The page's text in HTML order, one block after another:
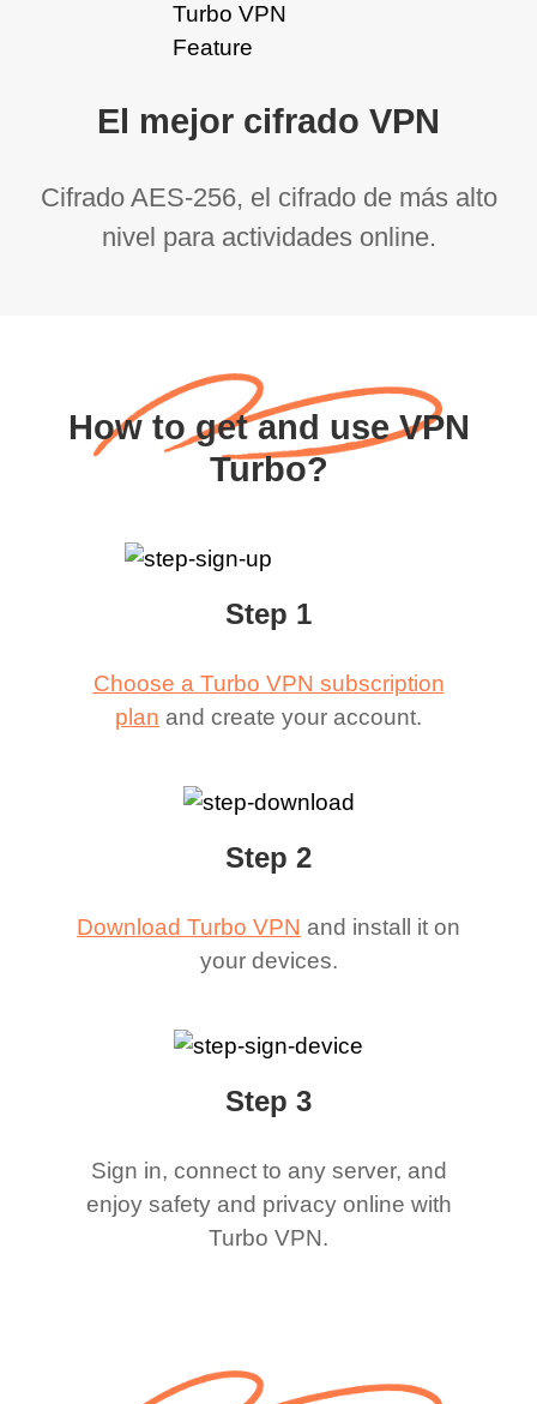
El mejor cifrado VPN
Cifrado AES-256, el cifrado de más alto
nivel para actividades online.
How to get and use VPN
Turbo?
Step 1
Choose a Turbo VPN subscription
plan and create your account.
Step 2
Download Turbo VPN and install it on
your devices.
Step 3
Sign in, connect to any server, and
enjoy safety and privacy online with
Turbo VPN.